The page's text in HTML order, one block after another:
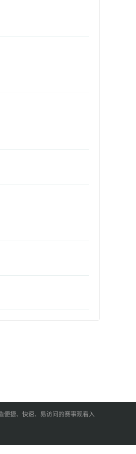
便捷、快速、易访问的赛事观看入